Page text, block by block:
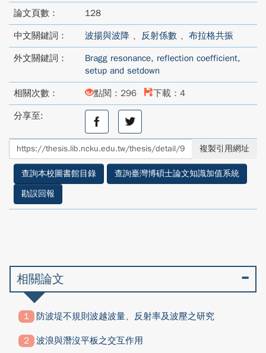
論文頁數： 128
中文關鍵詞： 波揚與波降 、 反射係數 、 布拉格共振
外文關鍵詞： Bragg resonance, reflection coefficient,
setup and setdown
相關次數： 點閱：296 下載：4
分享至:
分
至
facebook
分
享
至
twitter
複製引用網址
查詢本校圖書館目錄
查詢臺灣博碩士論文知識加值系統
勘誤回報
相關論文
防波堤不規則波越波量、反射率及波壓之研究
波浪與潛沒平板之交互作用